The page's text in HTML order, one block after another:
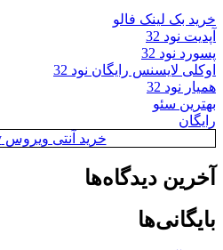
خرید بک لینک فالو
آپدیت نود 32
پسورد نود 32
اوکلی لایسنس رایگان نود 32
همیار نود 32
بهترین سئو
رایگان
خرید آنتی ویروس Kaspersky
آخرین دیدگاه‌ها
بایگانی‌ها